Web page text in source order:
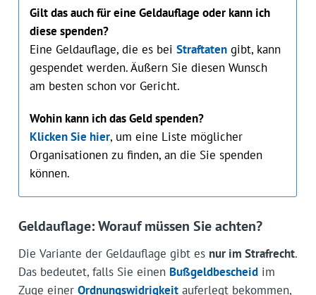
Gilt das auch für eine Geldauflage oder kann ich
diese spenden?
Eine Geldauflage, die es bei Straftatengibt, kann
gespendet werden. Äußern Sie diesen Wunsch
am besten schon vor Gericht.
Wohin kann ich das Geld spenden?
Klicken Sie hier, um eine Liste möglicher
Organisationen zu finden, an die Sie spenden
können.
Geldauflage: Worauf müssen Sie achten?
Die Variante der Geldauflage gibt es nur im Strafrecht.
Das bedeutet, falls Sie einen Bußgeldbescheidim
Zuge einer Ordnungswidrigkeitauferlegt bekommen,